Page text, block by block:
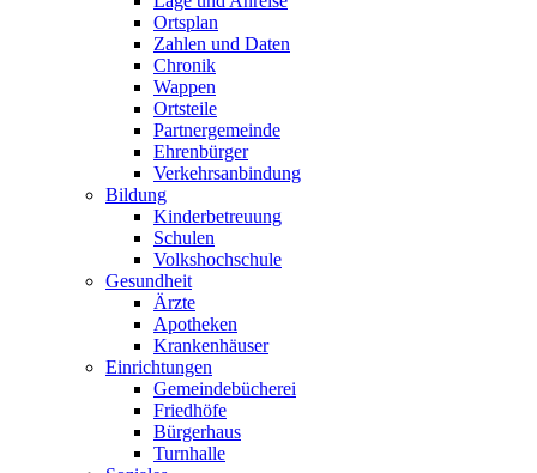
Ortsplan
Zahlen und Daten
Chronik
Wappen
Ortsteile
Partnergemeinde
Ehrenbürger
Verkehrsanbindung
Bildung
Kinderbetreuung
Schulen
Volkshochschule
Gesundheit
Ärzte
Apotheken
Krankenhäuser
Einrichtungen
Gemeindebücherei
Friedhöfe
Bürgerhaus
Turnhalle